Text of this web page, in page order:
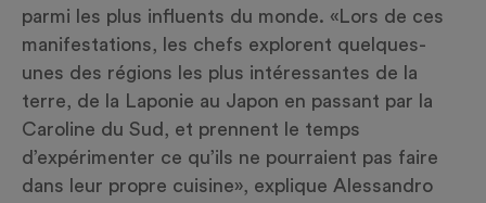
parmi les plus influents du monde. «Lors de ces
manifestations, les chefs explorent quelques-
unes des régions les plus intéressantes de la
terre, de la Laponie au Japon en passant par la
Caroline du Sud, et prennent le temps
d’expérimenter ce qu’ils ne pourraient pas faire
dans leur propre cuisine», explique Alessandro